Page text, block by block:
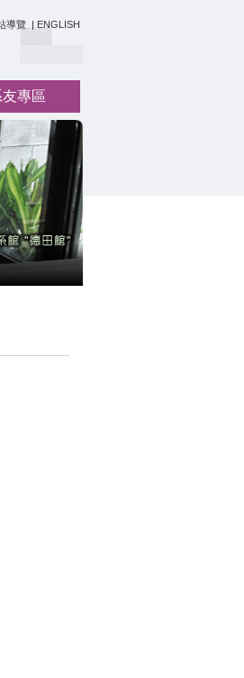
導覽 | ENGLISH
友專區